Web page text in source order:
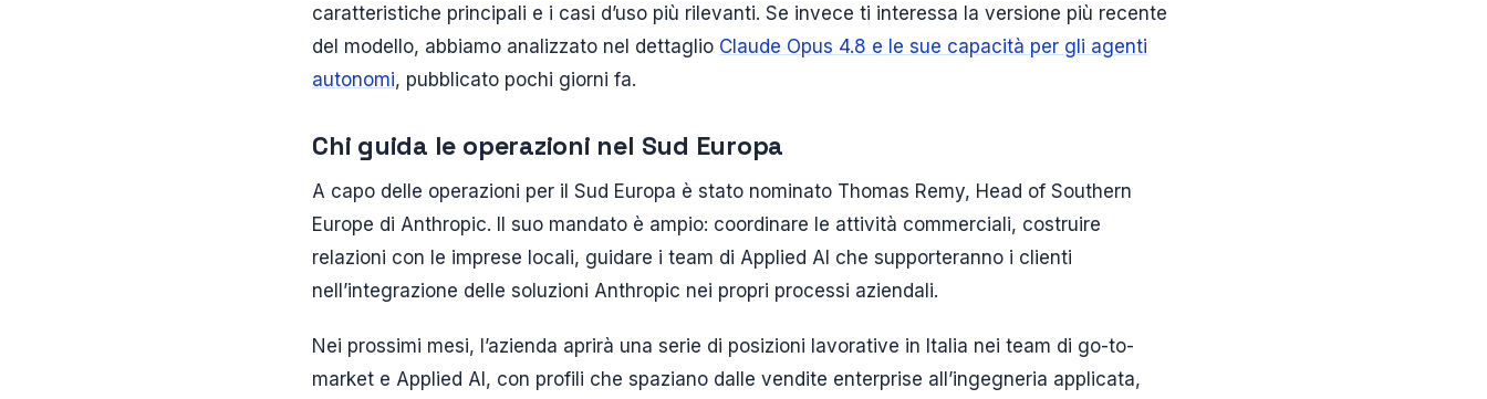
caratteristiche principali e i casi d’uso più rilevanti. Se invece ti interessa la versione più recente
del modello, abbiamo analizzato nel dettaglio Claude Opus 4.8 e le sue capacità per gli agenti
autonomi, pubblicato pochi giorni fa.
Chi guida le operazioni nel Sud Europa
A capo delle operazioni per il Sud Europa è stato nominato Thomas Remy, Head of Southern
Europe di Anthropic. Il suo mandato è ampio: coordinare le attività commerciali, costruire
relazioni con le imprese locali, guidare i team di Applied AI che supporteranno i clienti
nell’integrazione delle soluzioni Anthropic nei propri processi aziendali.
Nei prossimi mesi, l’azienda aprirà una serie di posizioni lavorative in Italia nei team di go-to-
market e Applied AI, con profili che spaziano dalle vendite enterprise all’ingegneria applicata,